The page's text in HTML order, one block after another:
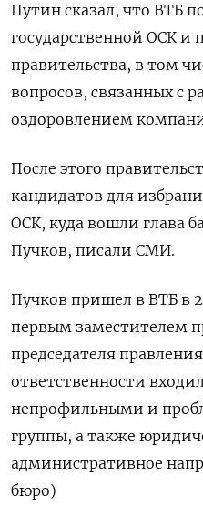
Путин сказал, что ВТБ
государственной ОСК и
правительства, в том
вопросов, связанных с
оздоровлением
После этого
кандидатов для
ОСК, куда вошли глава
Пучков, писали СМИ.
Пучков пришел в ВТБ в
первым заместителем
председателя
ответственности
непрофильными и
группы, а также
административное
бюро)